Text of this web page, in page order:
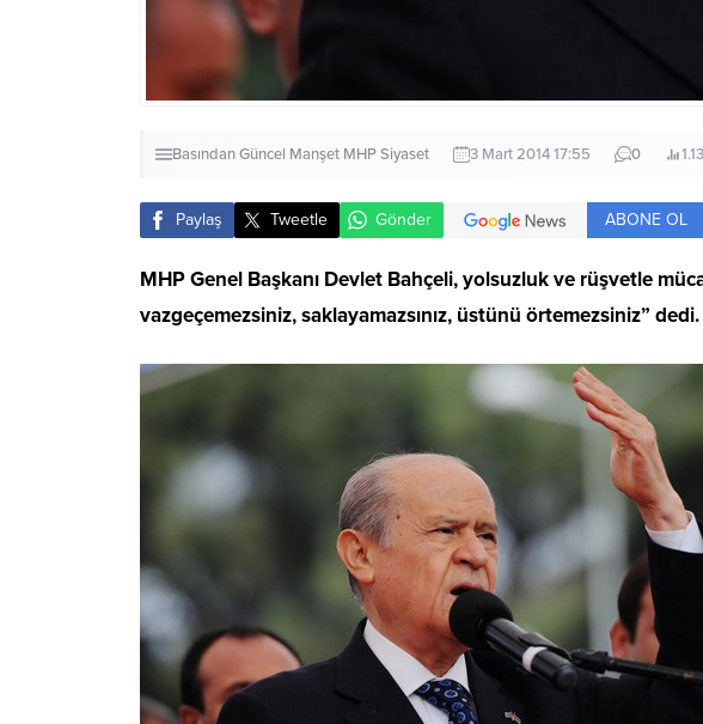
BasındanGüncel Manşet MHPSiyaset 3 Mart 2014 17:55 0
Paylaş Tweetle Gönder ABONE OL
MHP Genel Başkanı Devlet Bahçeli, yolsuzluk ve rüşvetle
vazgeçemezsiniz, saklayamazsınız, üstünü örtemezsiniz” dedi.